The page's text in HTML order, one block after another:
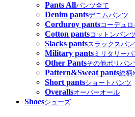
Pants Allパンツ全て
Denim pantsデニムパンツ
Corduroy pantsコーデュ
Cotton pantsコットンパンツ
Slacks pantsスラックスパン
Military pants ミリタリーパ
Other Pantsその他ポリパン
Pattern&Sweat pants総柄
Short pantsショートパンツ
Overallsオーバーオール
Shoesシューズ